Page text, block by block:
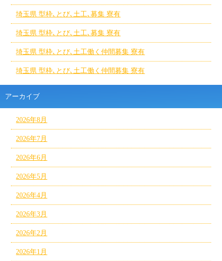
埼玉県 型枠､とび､土工､募集 寮有
埼玉県 型枠､とび､土工､募集 寮有
埼玉県 型枠､とび､土工働く仲間募集 寮有
埼玉県 型枠､とび､土工働く仲間募集 寮有
アーカイブ
2026年8月
2026年7月
2026年6月
2026年5月
2026年4月
2026年3月
2026年2月
2026年1月